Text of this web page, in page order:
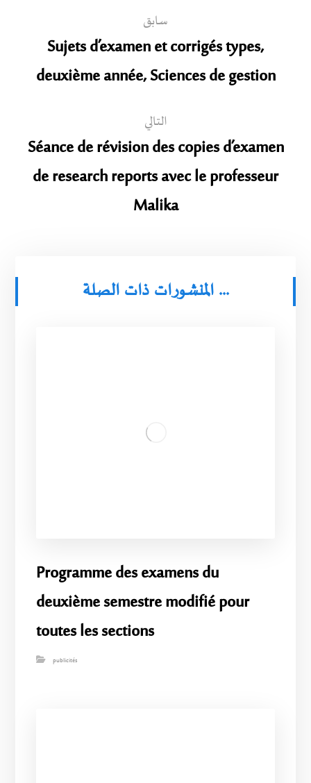
سابق
Sujets d’examen et corrigés types,
deuxième année, Sciences de gestion
التالي
Séance de révision des copies d’examen
de research reports avec le professeur
Malika
المنشورات ذات الصلة ...
Programme des examens du
deuxième semestre modifié pour
toutes les sections
publicités